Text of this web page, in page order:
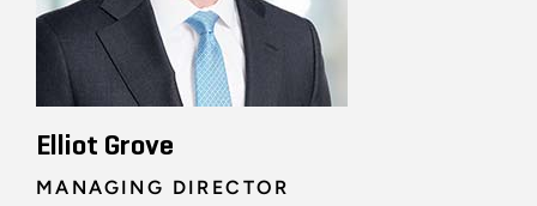
Elliot Grove
MANAGING DIRECTOR